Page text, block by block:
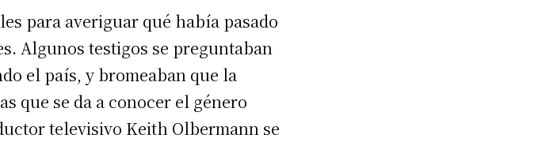
para averiguar qué había pasado
Algunos testigos se preguntaban
el país, y bromeaban que la
que se da a conocer el género
televisivo Keith Olbermann se